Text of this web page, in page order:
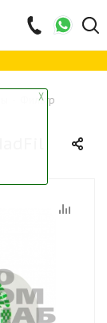
Фильтр
╳